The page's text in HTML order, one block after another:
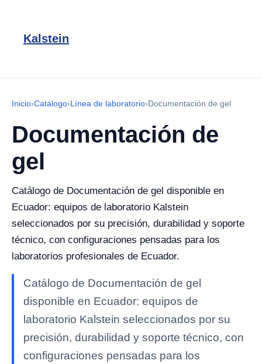
Kalstein
Inicio›Catálogo›Línea de laboratorio›Documentación de gel
Documentación de
gel
Catálogo de Documentación de gel disponible en
Ecuador: equipos de laboratorio Kalstein
seleccionados por su precisión, durabilidad y soporte
técnico, con configuraciones pensadas para los
laboratorios profesionales de Ecuador.
Catálogo de Documentación de gel
disponible en Ecuador: equipos de
laboratorio Kalstein seleccionados por su
precisión, durabilidad y soporte técnico, con
configuraciones pensadas para los